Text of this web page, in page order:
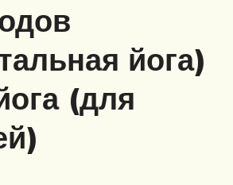
йога)
(для